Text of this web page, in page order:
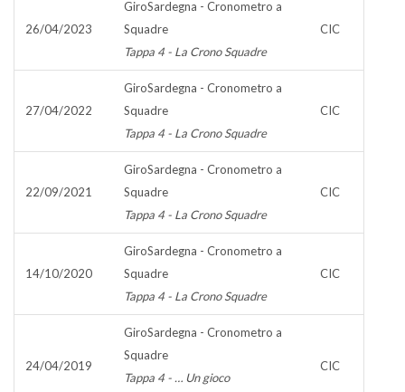
26/04/2023
GiroSardegna - Cronometro a
Squadre
Tappa 4 - La Crono Squadre
CIC
27/04/2022
GiroSardegna - Cronometro a
Squadre
Tappa 4 - La Crono Squadre
CIC
22/09/2021
GiroSardegna - Cronometro a
Squadre
Tappa 4 - La Crono Squadre
CIC
14/10/2020
GiroSardegna - Cronometro a
Squadre
Tappa 4 - La Crono Squadre
CIC
24/04/2019
GiroSardegna - Cronometro a
Squadre
Tappa 4 - … Un gioco
CIC